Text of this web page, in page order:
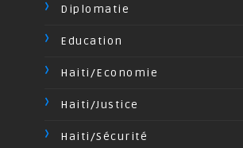
Diplomatie
Education
Haiti/Economie
Haiti/Justice
Haiti/Sécurité